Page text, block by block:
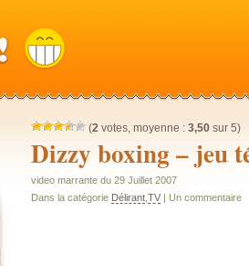
(2votes, moyenne : 3,50sur 5)
Dizzy boxing – jeu
video marrante du 29 Juillet 2007
Dans la catégorie Délirant, TV| Un commentaire